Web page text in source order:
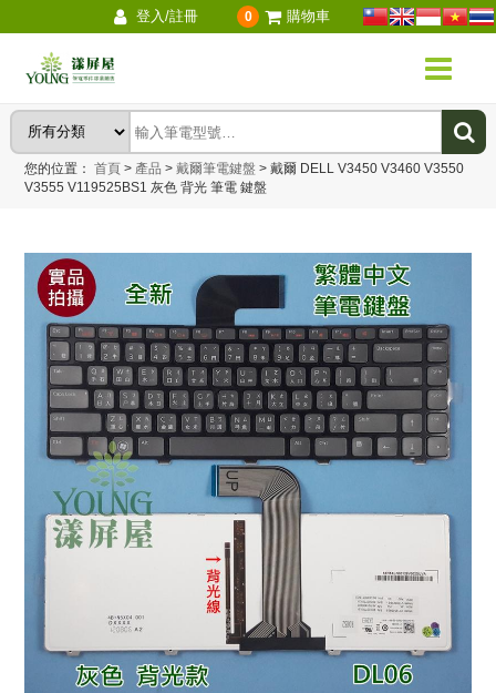
登入/註冊 0 購物車
您的位置：首頁 > 產品 > 戴爾筆電鍵盤 > 戴爾 DELL V3450 V3460 V3550
V3555 V119525BS1 灰色 背光 筆電 鍵盤